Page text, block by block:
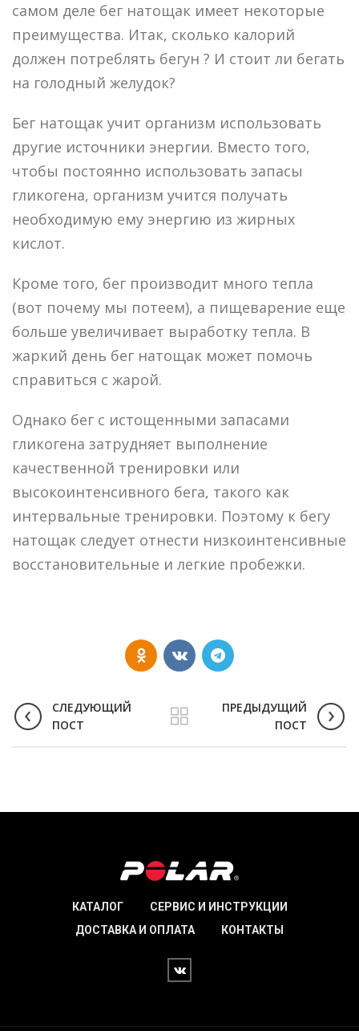
самом деле бег натощак имеет некоторые
преимущества. Итак, сколько калорий
должен потреблять бегун ? И стоит ли бегать
на голодный желудок?
Бег натощак учит организм использовать
другие источники энергии. Вместо того,
чтобы постоянно использовать запасы
гликогена, организм учится получать
необходимую ему энергию из жирных
кислот.
Кроме того, бег производит много тепла
(вот почему мы потеем), а пищеварение еще
больше увеличивает выработку тепла. В
жаркий день бег натощак может помочь
справиться с жарой.
Однако бег с истощенными запасами
гликогена затрудняет выполнение
качественной тренировки или
высокоинтенсивного бега, такого как
интервальные тренировки. Поэтому к бегу
натощак следует отнести низкоинтенсивные
восстановительные и легкие пробежки.
СЛЕДУЮЩИЙ
ПОСТ
ПРЕДЫДУЩИЙ
ПОСТ
КАТАЛОГ
СЕРВИС И ИНСТРУКЦИИ
ДОСТАВКА И ОПЛАТА
КОНТАКТЫ